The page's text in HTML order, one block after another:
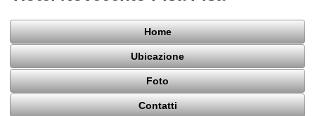
Home
Ubicazione
Foto
Contatti